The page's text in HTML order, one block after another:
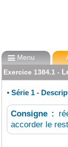
Menu
Exercice 1384.1 -
• Série 1 -
Consigne :
accorder le